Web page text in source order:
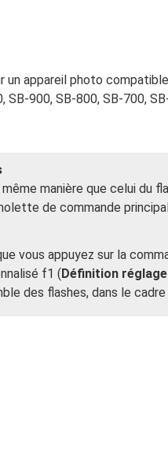
un appareil photo
900, SB-800, SB-700,
manière que celui du
de commande
vous appuyez sur la
f1 (Définition
des flashes, dans le